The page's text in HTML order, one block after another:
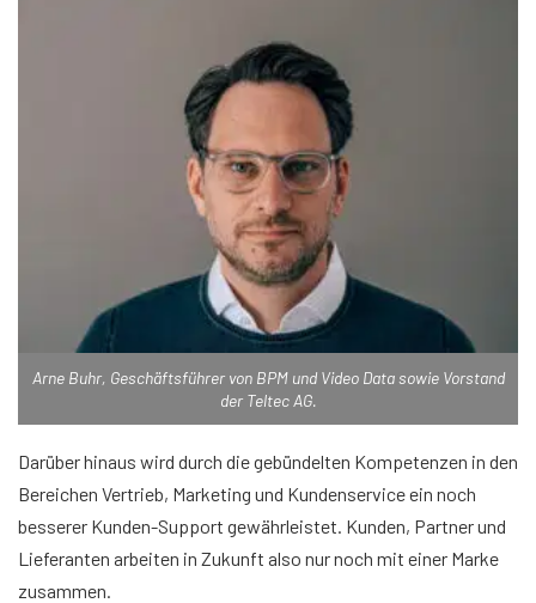
Arne Buhr, Geschäftsführer von BPM und Video Data sowie Vorstand
der Teltec AG.
Darüber hinaus wird durch die gebündelten Kompetenzen in den
Bereichen Vertrieb, Marketing und Kundenservice ein noch
besserer Kunden-Support gewährleistet. Kunden, Partner und
Lieferanten arbeiten in Zukunft also nur noch mit einer Marke
zusammen.